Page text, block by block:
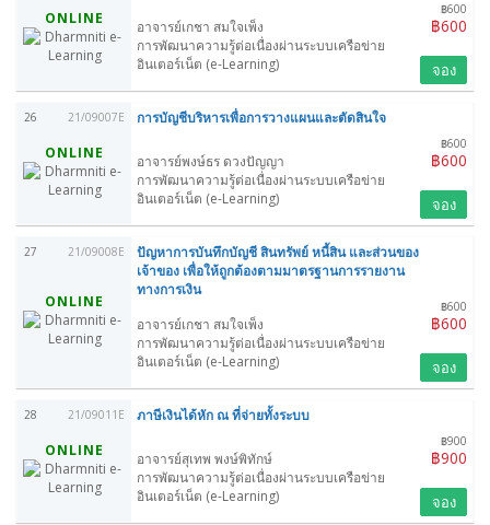
ONLINE ฿600
฿600
อาจารย์เกชา สมใจเพ็ง
การพัฒนาความรู้ต่อเนื่องผ่านระบบเครือข่าย
อินเตอร์เน็ต (e-Learning)
จอง
26 21/09007E
ONLINE
การบัญชีบริหารเพื่อการวางแผนและตัดสินใจ
฿600
฿600
อาจารย์พงษ์ธร ดวงปัญญา
การพัฒนาความรู้ต่อเนื่องผ่านระบบเครือข่าย
อินเตอร์เน็ต (e-Learning)
จอง
27 21/09008E
ONLINE
ปัญหาการบันทึกบัญชี สินทรัพย์ หนี้สิน และส่วนของ
เจ้าของ เพื่อให้ถูกต้องตามมาตรฐานการรายงาน
ทางการเงิน
฿600
฿600
อาจารย์เกชา สมใจเพ็ง
การพัฒนาความรู้ต่อเนื่องผ่านระบบเครือข่าย
อินเตอร์เน็ต (e-Learning)
จอง
28 21/09011E
ONLINE
ภาษีเงินได้หัก ณ ที่จ่ายทั้งระบบ
฿900
฿900
อาจารย์สุเทพ พงษ์พิทักษ์
การพัฒนาความรู้ต่อเนื่องผ่านระบบเครือข่าย
อินเตอร์เน็ต (e-Learning)
จอง